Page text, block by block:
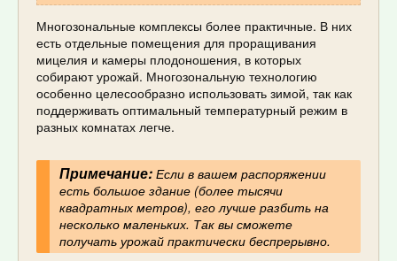
Многозональные комплексы более практичные. В них
есть отдельные помещения для проращивания
мицелия и камеры плодоношения, в которых
собирают урожай. Многозональную технологию
особенно целесообразно использовать зимой, так как
поддерживать оптимальный температурный режим в
разных комнатах легче.
Примечание:Если в вашем распоряжении
есть большое здание (более тысячи
квадратных метров), его лучше разбить на
несколько маленьких. Так вы сможете
получать урожай практически беспрерывно.